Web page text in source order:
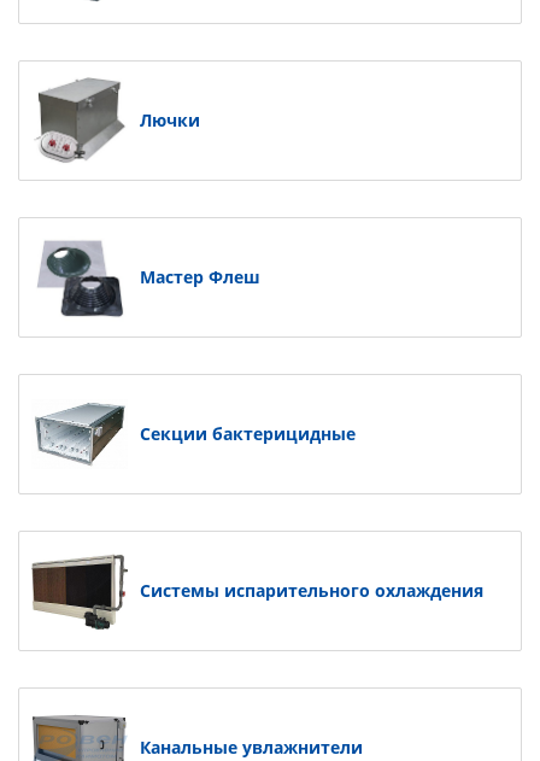
Лючки
Мастер Флеш
Секции бактерицидные
Системы испарительного охлаждения
Канальные увлажнители